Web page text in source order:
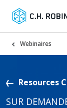
Webinaires
Resources
SUR